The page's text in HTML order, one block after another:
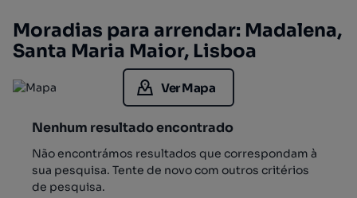
Moradias para arrendar: Madalena,
Santa Maria Maior, Lisboa
Ver Mapa
Nenhum resultado encontrado
Não encontrámos resultados que correspondam à
sua pesquisa. Tente de novo com outros critérios
de pesquisa.